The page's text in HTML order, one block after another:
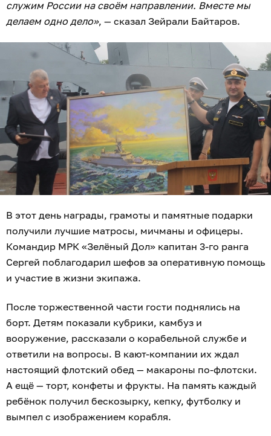
служим России на своём направлении. Вместе мы
делаем одно дело», — сказал Зейрали Байтаров.
В этот день награды, грамоты и памятные подарки
получили лучшие матросы, мичманы и офицеры.
Командир МРК «Зелёный Дол» капитан 3-го ранга
Сергей поблагодарил шефов за оперативную помощь
и участие в жизни экипажа.
После торжественной части гости поднялись на
борт. Детям показали кубрики, камбуз и
вооружение, рассказали о корабельной службе и
ответили на вопросы. В кают-компании их ждал
настоящий флотский обед — макароны по-флотски.
А ещё — торт, конфеты и фрукты. На память каждый
ребёнок получил бескозырку, кепку, футболку и
вымпел с изображением корабля.